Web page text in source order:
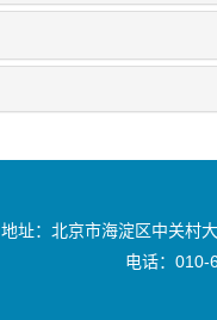
地址：北京市海淀区中关村
电话：